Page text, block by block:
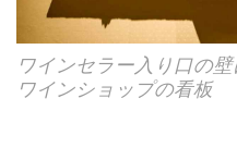
ワインセラー入り口の
ワインショップの看板